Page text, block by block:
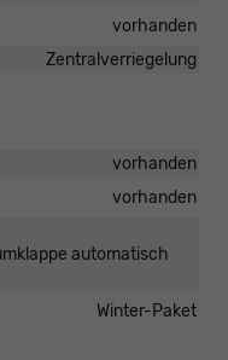
vorhanden
Zentralverriegelung
vorhanden
vorhanden
automatisch
Winter-Paket